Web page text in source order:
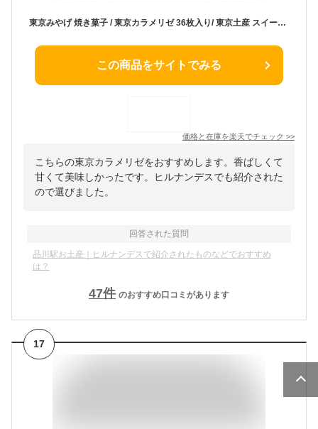
東京みやげ 焼き菓子 / 東京カラメリゼ 36枚入り/ 東京土産 スイーツ ギフト 詰め合わせ 個包装 洋菓子 手土産 内祝 お返し プレゼント 御祝 御礼 結婚 出産 職場 会社 退職 日持ち あす楽 送料無料
この商品をサイトでみる
価格と在庫を楽天でチェック >>
こちらの東京カラメリゼをおすすめします。香ばしくて
甘くて美味しかったです。ヒルナンデスでも紹介された
ので選びました。
回答された質問
品川駅お土産｜ヒルナンデスで紹介されたものなどでおすすめ
は？
47件 のおすすめ口コミがあります
17